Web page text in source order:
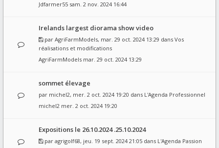
Jdfarmer55 sam. 2 nov. 2024 16:44
Irelands largest diorama show video
par AgriFarmModels, mar. 29 oct. 2024 13:29 dans Vos
réalisations et modifications
AgriFarmModels mar. 29 oct. 2024 13:29
sommet élevage
par michel2, mer. 2 oct. 2024 19:20 dans L'Agenda Professionnel
michel2 mer. 2 oct. 2024 19:20
Expositions le 26.10.2024 .25.10.2024
par agrigolf68, jeu. 19 sept. 2024 21:05 dans L'Agenda Passion